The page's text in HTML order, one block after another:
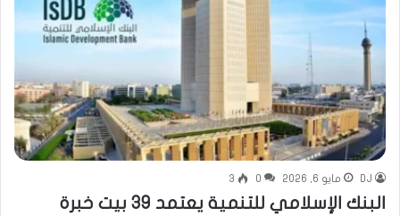
DJ مايو 6, 2026 0
3
البنك الإسلامي للتنمية يعتمد 39 بيت خبرة